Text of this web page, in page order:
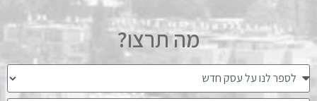
מה תרצו?